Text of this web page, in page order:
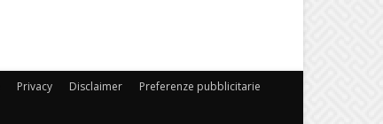
Privacy Disclaimer Preferenze pubblicitarie